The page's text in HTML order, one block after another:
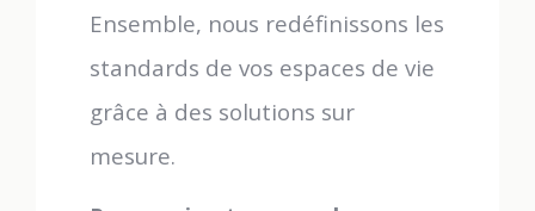
Ensemble, nous redéfinissons les
standards de vos espaces de vie
grâce à des solutions sur
mesure.